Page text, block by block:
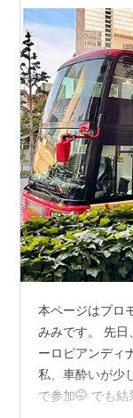
本ページはプロ
みみです。 先日
ーロピアンディ
私、車酔いが少
で参加🤭 でも